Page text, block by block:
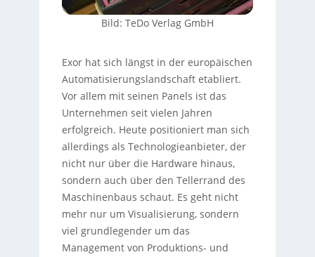
Bild: TeDo Verlag GmbH
Exor hat sich längst in der europäischen
Automatisierungslandschaft etabliert.
Vor allem mit seinen Panels ist das
Unternehmen seit vielen Jahren
erfolgreich. Heute positioniert man sich
allerdings als Technologieanbieter, der
nicht nur über die Hardware hinaus,
sondern auch über den Tellerrand des
Maschinenbaus schaut. Es geht nicht
mehr nur um Visualisierung, sondern
viel grundlegender um das
Management von Produktions- und